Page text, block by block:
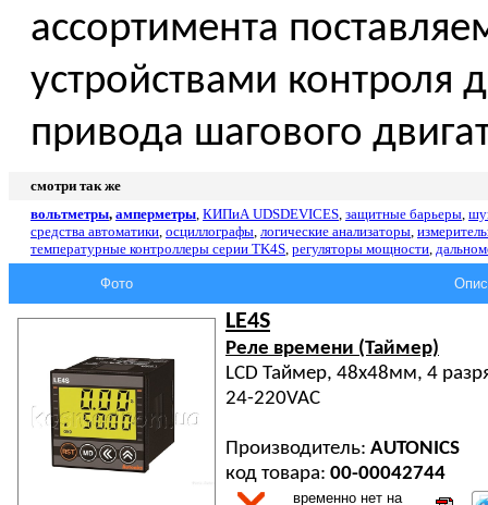
ассортимента
устройствами контроля
привода шагового
смотри так же
вольтметры, амперметры, КИПиАUDSDEVICES, защитные барьеры,
средства автоматики, осциллографы, логические анализаторы,
температурные контроллеры серии TK4S, регуляторы мощности,
Фото
LE4S
Реле времени (Таймер)
LCD Таймер, 48х48мм, 4
24-220VAC
Производитель: AUTONICS
код товара: 00-00042744
временно нет на